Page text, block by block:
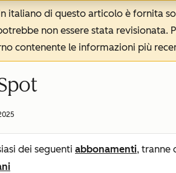
italiano di questo articolo è fornita
non essere stata revisionata.
contenente le informazioni più
dei seguenti abbonamenti, tranne